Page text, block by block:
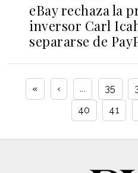
eBay rechaza la
inversor Carl
separarse de
« ‹ ... 35
40
41